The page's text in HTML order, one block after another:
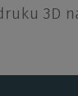
3D